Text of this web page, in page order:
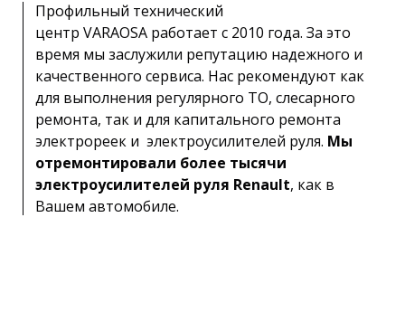
Профильный технический
центр VARAOSA работает с 2010 года. За это
время мы заслужили репутацию надежного и
качественного сервиса. Нас рекомендуют как
для выполнения регулярного ТО, слесарного
ремонта, так и для капитального ремонта
электрореек и электроусилителей руля. Мы
отремонтировали более тысячи
электроусилителей руля Renault, как в
Вашем автомобиле.